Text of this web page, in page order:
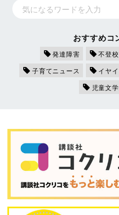
おすすめコ
発達障害 不登校
子育てニュース
イヤ
児童文